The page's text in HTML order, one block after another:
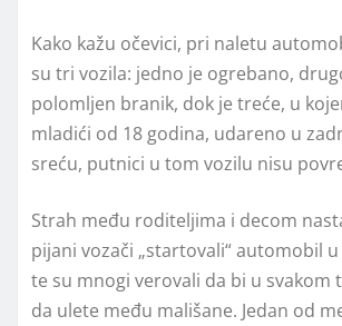
Kako kažu očevici, pri naletu
su tri vozila: jedno je ogrebano,
polomljen branik, dok je treće, u
mladići od 18 godina, udareno u
sreću, putnici u tom vozilu nisu
Strah među roditeljima i decom
pijani vozači „startovali“ automobil
te su mnogi verovali da bi u svakom
da ulete među mališane. Jedan od